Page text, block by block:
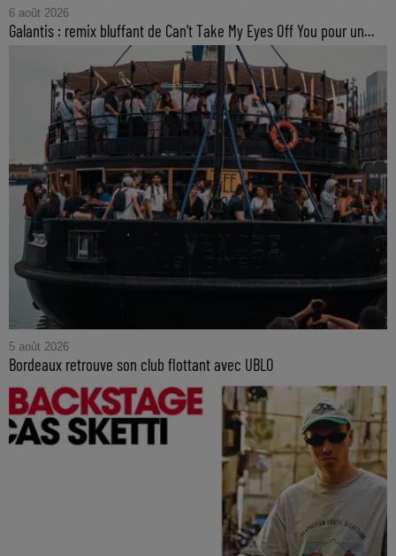
6 août 2026
Galantis : remix bluffant de Can’t Take My Eyes Off You pour un...
5 août 2026
Bordeaux retrouve son club flottant avec UBLO